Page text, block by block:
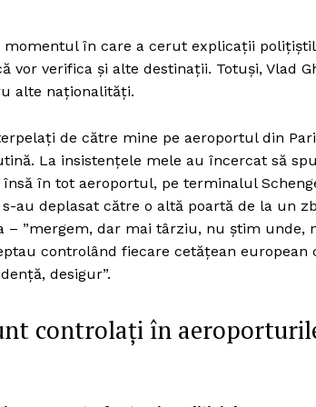
momentul în care a cerut explicații
vor verifica și alte destinații. Totuși, Vlad
alte naționalități.
de către mine pe aeroportul din
La insistențele mele au încercat să
însă în tot aeroportul, pe terminalul
au deplasat către o altă poartă de la un
– ”mergem, dar mai târziu, nu știm unde,
controlând fiecare cetățean european
desigur”.
controlați în